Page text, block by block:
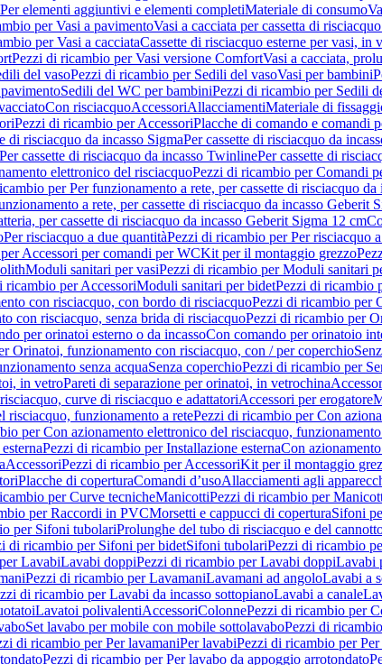
Per elementi aggiuntivi e elementi completiMateriale di consumo
per Vasi a pavimentoVasi a cacciata per cassetta di
per Vasi a cacciataCassette di risciacquo esterne per vasi, in
Pezzi di ricambio per Vasi versione ComfortVasi a cacciata,
del vasoPezzi di ricambio per Sedili del vasoVasi per bambini
Sedili del WC per bambiniPezzi di ricambio per Sedili
Con risciacquoAccessoriAllacciamentiMateriale di
Pezzi di ricambio per AccessoriPlacche di comando e comandi
di risciacquo da incasso SigmaPer cassette di risciacquo da
cassette di risciacquo da incasso TwinlinePer cassette di
elettronico del risciacquoPezzi di ricambio per Comandi
per Per funzionamento a rete, per cassette di risciacquo
a rete, per cassette di risciacquo da incasso Geberit
per cassette di risciacquo da incasso Geberit Sigma 12 cm
Per risciacquo a due quantitàPezzi di ricambio per Per risciacquo
Accessori per comandi per WCKit per il montaggio grezzo
Moduli sanitari per vasiPezzi di ricambio per Moduli sanitari
ricambio per AccessoriModuli sanitari per bidetPezzi di ricambio
con risciacquo, con bordo di risciacquoPezzi di ricambio per
con risciacquo, senza brida di risciacquoPezzi di ricambio per
per orinatoi esterno o da incassoCon comando per orinatoio
Orinatoi, funzionamento con risciacquo, con / per coperchio
senza acquaSenza coperchioPezzi di ricambio per
in vetroPareti di separazione per orinatoi, in vetrochina
curve di risciacquo e adattatoriAccessori per erogatore
risciacquo, funzionamento a retePezzi di ricambio per Con
per Con azionamento elettronico del risciacquo, funzionamento
Pezzi di ricambio per Installazione esternaCon
AccessoriPezzi di ricambio per AccessoriKit per il montaggio
Placche di coperturaComandi d’usoAllacciamenti agli
per Curve tecnicheManicottiPezzi di ricambio per
per Raccordi in PVCMorsetti e cappucci di coperturaSifoni
per Sifoni tubolariProlunghe del tubo di risciacquo e del
di ricambio per Sifoni per bidetSifoni tubolariPezzi di ricambio
LavabiLavabi doppiPezzi di ricambio per Lavabi doppiLavabi
Pezzi di ricambio per LavamaniLavamani ad angoloLavabi a
di ricambio per Lavabi da incasso sottopianoLavabi a canale
Lavatoi polivalentiAccessoriColonnePezzi di ricambio per
Set lavabo per mobile con mobile sottolavaboPezzi di
di ricambio per Per lavamaniPer lavabiPezzi di ricambio per
Pezzi di ricambio per Per lavabo da appoggio arrotondato